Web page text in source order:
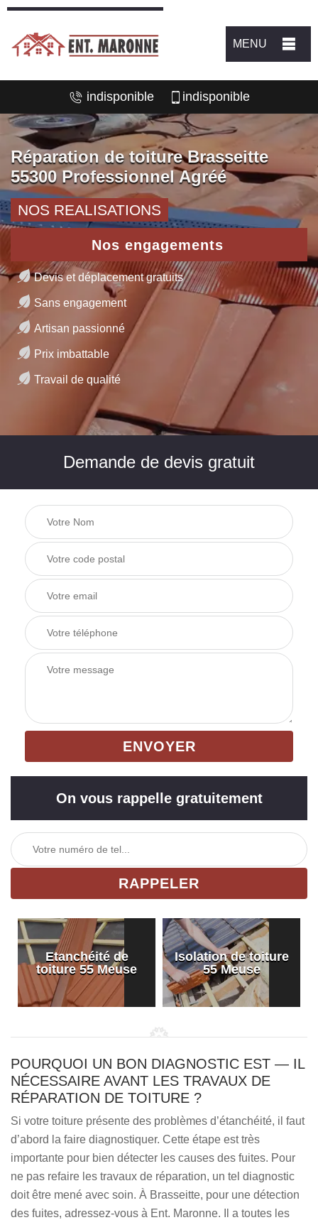
MENU
indisponible indisponible
Réparation de toiture Brasseitte
55300 Professionnel Agréé
NOS REALISATIONS
Nos engagements
Devis et déplacement gratuits
Sans engagement
Artisan passionné
Prix imbattable
Travail de qualité
Demande de devis gratuit
On vous rappelle gratuitement
Etanchéité de
toiture 55 Meuse
Isolation de toiture
55 Meuse
POURQUOI UN BON DIAGNOSTIC EST — IL
NÉCESSAIRE AVANT LES TRAVAUX DE
RÉPARATION DE TOITURE ?
Si votre toiture présente des problèmes d’étanchéité, il faut
d’abord la faire diagnostiquer. Cette étape est très
importante pour bien détecter les causes des fuites. Pour
ne pas refaire les travaux de réparation, un tel diagnostic
doit être mené avec soin. À Brasseitte, pour une détection
des fuites, adressez-vous à Ent. Maronne. Il a toutes les